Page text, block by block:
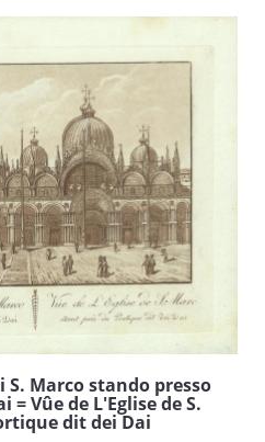
S. Marco stando presso
Vûe de L'Eglise de S.
dit dei Dai